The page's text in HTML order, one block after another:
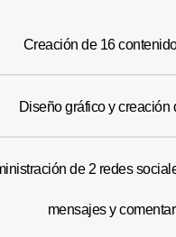
Creación de 16
Diseño gráfico y creación
de 2 redes
mensajes y